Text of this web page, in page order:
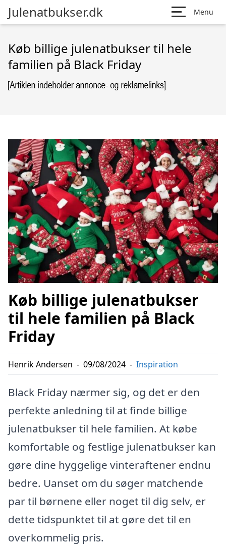
Julenatbukser.dk Menu
Køb billige julenatbukser til hele
familien på Black Friday
Køb billige julenatbukser
til hele familien på Black
Friday
Henrik Andersen - 09/08/2024 - Inspiration
Black Friday nærmer sig, og det er den
perfekte anledning til at finde billige
julenatbukser til hele familien. At købe
komfortable og festlige julenatbukser kan
gøre dine hyggelige vinteraftener endnu
bedre. Uanset om du søger matchende
par til børnene eller noget til dig selv, er
dette tidspunktet til at gøre det til en
overkommelig pris.